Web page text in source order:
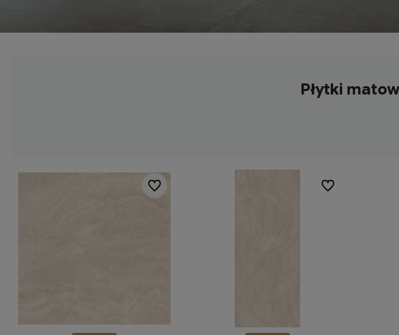
Płytki
Do ulubionych Do ulubionych